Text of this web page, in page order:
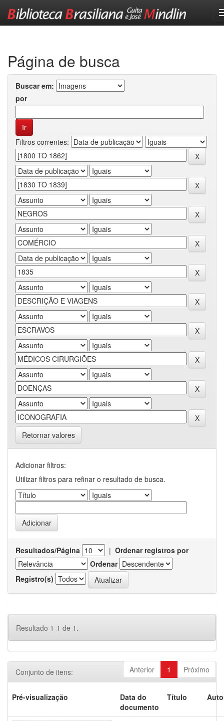
Página de busca
Buscar em:
por
Filtros correntes:
Retornar valores
Adicionar filtros:
Utilizar filtros para refinar o resultado de busca.
Resultados/Página | Ordenar registros por
Ordenar
Registro(s)
Resultado 1-1 de 1.
Anterior 1 Próximo
Conjunto de itens:
Pré-visualização
Data do
documento
Título